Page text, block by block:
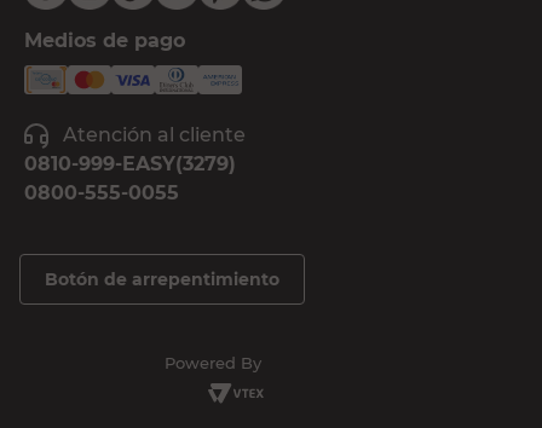
Medios de pago
Atención al cliente
0810-999-EASY(3279)
0800-555-0055
Botón de arrepentimiento
Powered By